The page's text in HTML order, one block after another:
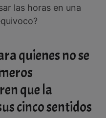
las horas en una
quienes no se
que la
cinco sentidos